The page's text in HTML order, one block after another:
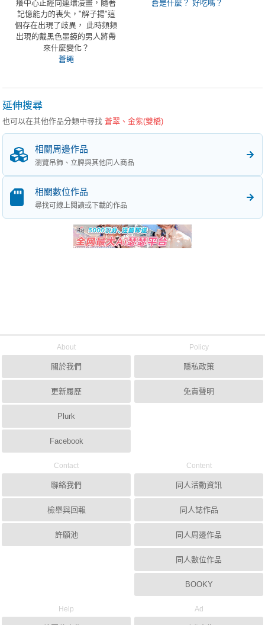
癢中心正經向連環漫畫，隨著
記憶能力的喪失，"解子揚"這
個存在出現了歧異， 此時頻頻
出現的戴黑色墨鏡的男人將帶
來什麼變化？
蒼蠅
蒼是什麼？ 好吃嗎？
延伸搜尋
也可以在其他作品分類中尋找蒼翠、金紫(雙橋)
相關周邊作品
瀏覽吊飾、立牌與其他同人商品
相關數位作品
尋找可線上閱讀或下載的作品
About
關於我們
更新履歷
Plurk
Facebook
Policy
隱私政策
免責聲明
Contact
聯絡我們
檢舉與回報
許願池
Content
同人活動資訊
同人誌作品
同人周邊作品
同人數位作品
BOOKY
Help Ad